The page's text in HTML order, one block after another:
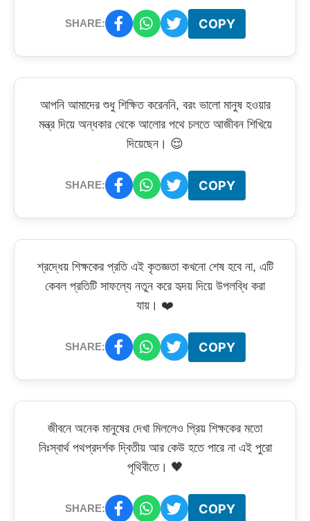
SHARE: COPY
আপনি আমাদের শুধু শিক্ষিত করেননি, বরং ভালো মানুষ হওয়ার
মন্ত্র দিয়ে অন্ধকার থেকে আলোর পথে চলতে আজীবন শিখিয়ে
দিয়েছেন। 😌
SHARE: COPY
শ্রদ্ধেয় শিক্ষকের প্রতি এই কৃতজ্ঞতা কখনো শেষ হবে না, এটি
কেবল প্রতিটি সাফল্যে নতুন করে হৃদয় দিয়ে উপলব্ধি করা
যায়। ❤️
SHARE: COPY
জীবনে অনেক মানুষের দেখা মিললেও প্রিয় শিক্ষকের মতো
নিঃস্বার্থ পথপ্রদর্শক দ্বিতীয় আর কেউ হতে পারে না এই পুরো
পৃথিবীতে। 🖤
SHARE: COPY